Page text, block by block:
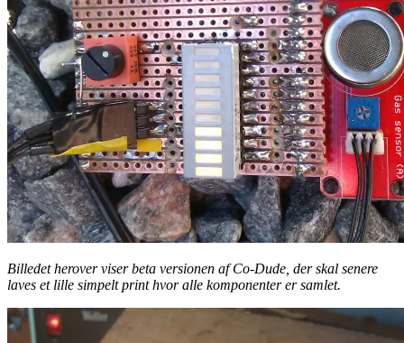
Billedet herover viser beta versionen af Co-Dude, der skal senere
laves et lille simpelt print hvor alle komponenter er samlet.